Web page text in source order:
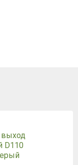
выход
D110